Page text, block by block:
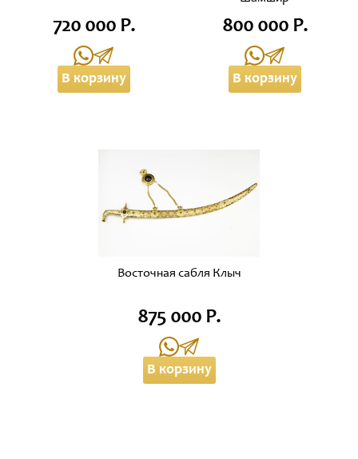
720 000 Р.
В корзину
800 000 Р.
В корзину
Восточная сабля Клыч
875 000 Р.
В корзину